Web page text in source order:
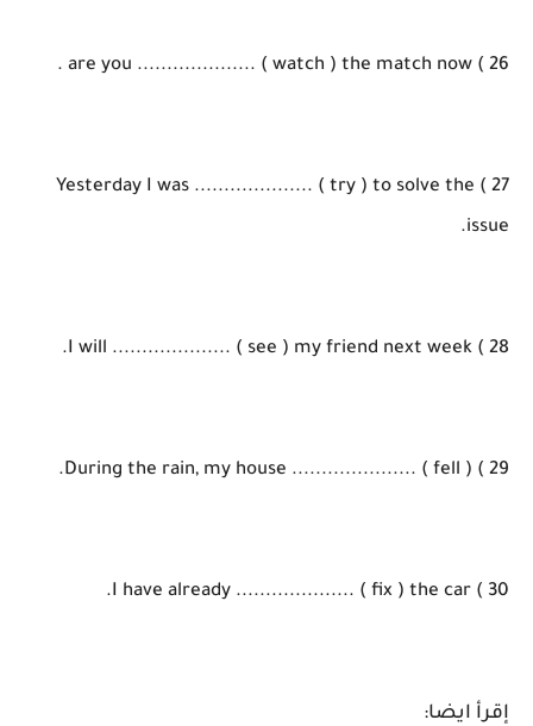
26 ) are you .................... ( watch ) the match now .
27 ) Yesterday I was .................... ( try ) to solve the
issue.
28 ) I will .................... ( see ) my friend next week.
29 ) During the rain, my house ..................... ( fell ).
30 ) I have already .................... ( fix ) the car.
إقرأ ايضا: